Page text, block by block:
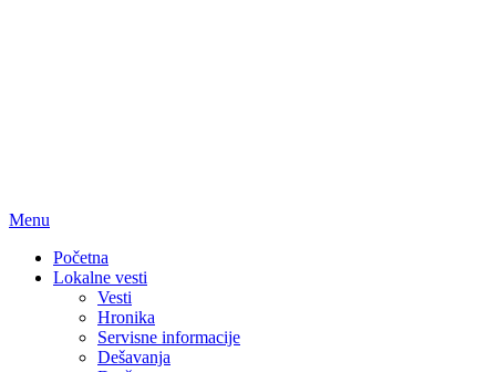
Menu
Početna
Lokalne vesti
Vesti
Hronika
Servisne informacije
Dešavanja